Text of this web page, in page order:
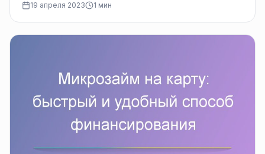
19 апреля 2023 1 мин